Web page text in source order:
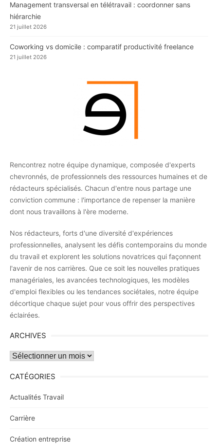
Management transversal en télétravail : coordonner sans
hiérarchie
21 juillet 2026
Coworking vs domicile : comparatif productivité freelance
21 juillet 2026
Rencontrez notre équipe dynamique, composée d'experts
chevronnés, de professionnels des ressources humaines et de
rédacteurs spécialisés. Chacun d'entre nous partage une
conviction commune : l'importance de repenser la manière
dont nous travaillons à l'ère moderne.
Nos rédacteurs, forts d'une diversité d'expériences
professionnelles, analysent les défis contemporains du monde
du travail et explorent les solutions novatrices qui façonnent
l'avenir de nos carrières. Que ce soit les nouvelles pratiques
managériales, les avancées technologiques, les modèles
d'emploi flexibles ou les tendances sociétales, notre équipe
décortique chaque sujet pour vous offrir des perspectives
éclairées.
ARCHIVES
Archives
CATÉGORIES
Actualités Travail
Carrière
Création entreprise